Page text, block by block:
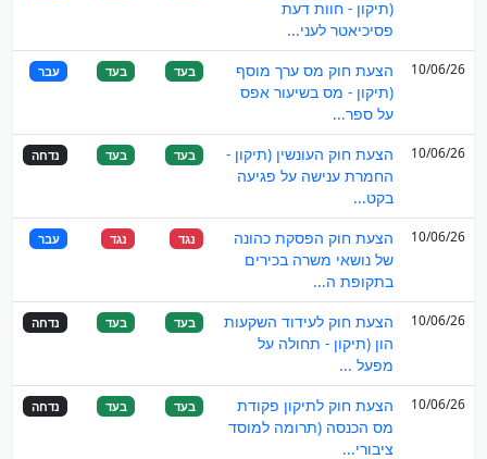
(תיקון - חוות דעת
פסיכיאטר לעני...
10/06/26
הצעת חוק מס ערך מוסף
(תיקון - מס בשיעור אפס
על ספר...
בעד בעד עבר
10/06/26
הצעת חוק העונשין (תיקון -
החמרת ענישה על פגיעה
בקט...
בעד בעד נדחה
10/06/26
הצעת חוק הפסקת כהונה
של נושאי משרה בכירים
בתקופת ה...
נגד נגד עבר
10/06/26
הצעת חוק לעידוד השקעות
הון (תיקון - תחולה על
מפעל ...
בעד בעד נדחה
10/06/26
הצעת חוק לתיקון פקודת
מס הכנסה (תרומה למוסד
ציבורי...
בעד בעד נדחה